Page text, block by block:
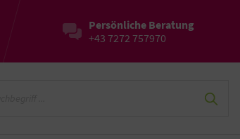
Persönliche Beratung
+43 7272 757970